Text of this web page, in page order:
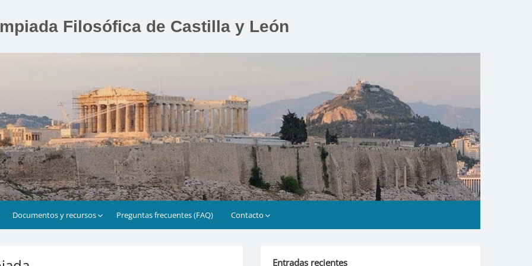
Filosófica de Castilla y León
Documentos y recursos Preguntas frecuentes (FAQ) Contacto
Entradas recientes